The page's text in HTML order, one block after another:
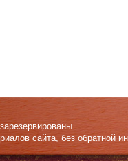
сайта, без обратной